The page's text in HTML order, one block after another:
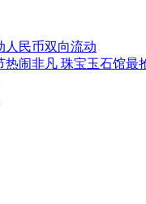
人民币双向流动
热闹非凡 珠宝玉石馆最